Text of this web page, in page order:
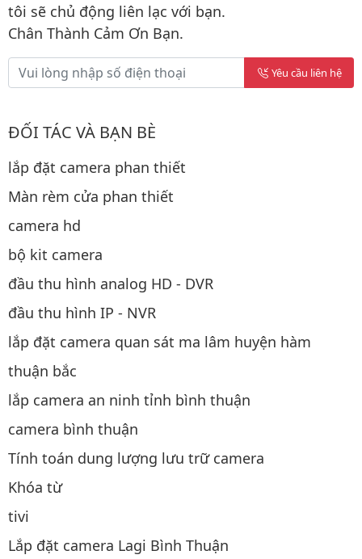
tôi sẽ chủ động liên lạc với bạn.
Chân Thành Cảm Ơn Bạn.
Yêu cầu liên hệ
ĐỐI TÁC VÀ BẠN BÈ
lắp đặt camera phan thiết
Màn rèm cửa phan thiết
camera hd
bộ kit camera
đầu thu hình analog HD - DVR
đầu thu hình IP - NVR
lắp đặt camera quan sát ma lâm huyện hàm
thuận bắc
lắp camera an ninh tỉnh bình thuận
camera bình thuận
Tính toán dung lượng lưu trữ camera
Khóa từ
tivi
Lắp đặt camera Lagi Bình Thuận